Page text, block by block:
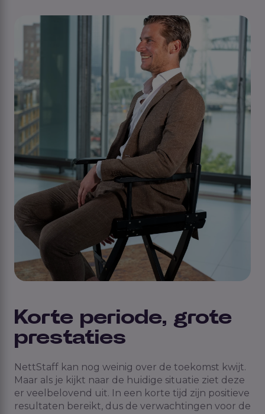
Korte periode, grote
prestaties
NettStaff kan nog weinig over de toekomst kwijt.
Maar als je kijkt naar de huidige situatie ziet deze
er veelbelovend uit. In een korte tijd zijn positieve
resultaten bereikt, dus de verwachtingen voor de